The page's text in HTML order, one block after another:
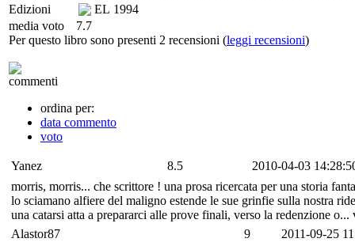
Edizioni
EL 1994
media voto
7.7
Per questo libro sono presenti 2 recensioni (leggi recensioni)
commenti
ordina per:
data commento
voto
Yanez 8.5
2010-04-03
morris, morris... che scrittore ! una prosa ricercata per una storia
lo sciamano alfiere del maligno estende le sue grinfie sulla nostra
una catarsi atta a prepararci alle prove finali, verso la redenzione o...
Alastor87
9
2011-09-25